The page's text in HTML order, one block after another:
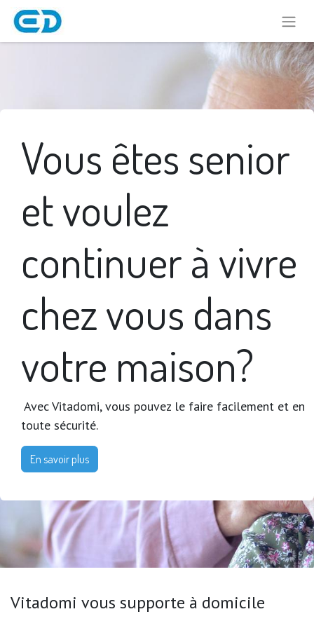
Vous êtes senior
et voulez
continuer à vivre
chez vous dans
votre maison?
Avec Vitadomi, vous pouvez le faire facilement et en
toute sécurité.
En savoir plus
Vitadomi vous supporte à domicile